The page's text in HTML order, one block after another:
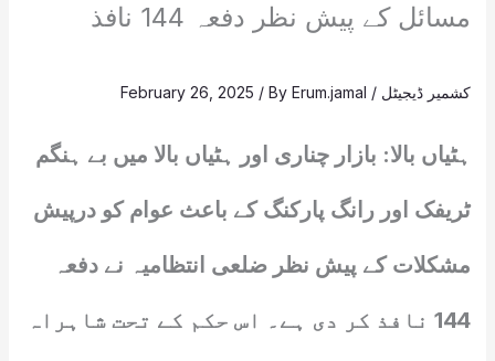
مسائل کے پیش نظر دفعہ 144 نافذ
کشمیر ڈیجیٹل /
February 26, 2025 / ByErum.jamal
ہٹیاں بالا: بازار چناری اور ہٹیاں بالا میں بے ہنگم
ٹریفک اور رانگ پارکنگ کے باعث عوام کو درپیش
مشکلات کے پیش نظر ضلعی انتظامیہ نے دفعہ
144 نافذ کر دی ہے۔ اس حکم کے تحت شاہراہ